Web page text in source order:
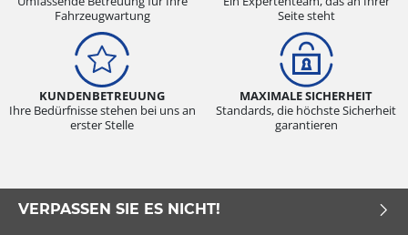
Fahrzeugwartung
Seite steht
KUNDENBETREUUNG
Ihre Bedürfnisse stehen bei uns an
erster Stelle
MAXIMALE SICHERHEIT
Standards, die höchste Sicherheit
garantieren
VERPASSEN SIE ES NICHT!